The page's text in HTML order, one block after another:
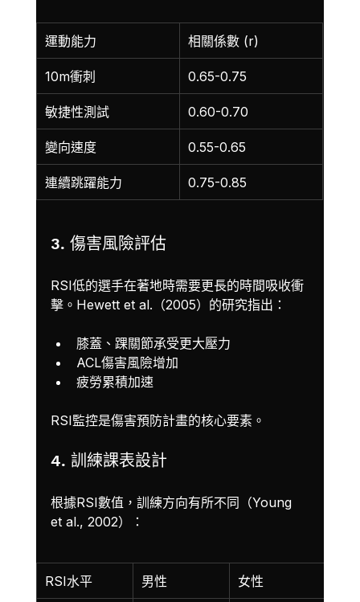
運動能力 相關係數 (r)
10m衝刺 0.65-0.75
敏捷性測試 0.60-0.70
變向速度 0.55-0.65
連續跳躍能力 0.75-0.85
3. 傷害風險評估
RSI低的選手在著地時需要更長的時間吸收衝
擊。Hewett et al.（2005）的研究指出：
膝蓋、踝關節承受更大壓力
ACL傷害風險增加
疲勞累積加速
RSI監控是傷害預防計畫的核心要素。
4. 訓練課表設計
根據RSI數值，訓練方向有所不同（Young
et al., 2002）：
RSI水平 男性 女性